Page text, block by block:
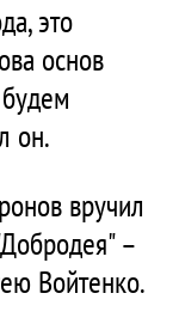
это
основ
он.
вручил
–
Войтенко.